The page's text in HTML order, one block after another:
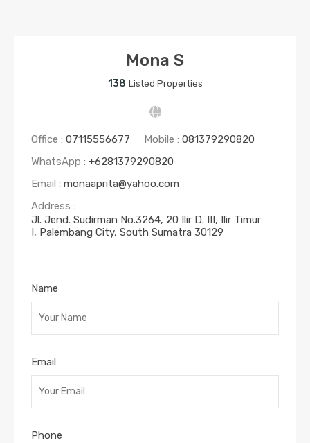
Mona S
138 Listed Properties
Office : 07115556677 Mobile : 081379290820
WhatsApp : +6281379290820
Email : monaaprita@yahoo.com
Address :
Jl. Jend. Sudirman No.3264, 20 Ilir D. III, Ilir Timur
I, Palembang City, South Sumatra 30129
Name
Email
Phone